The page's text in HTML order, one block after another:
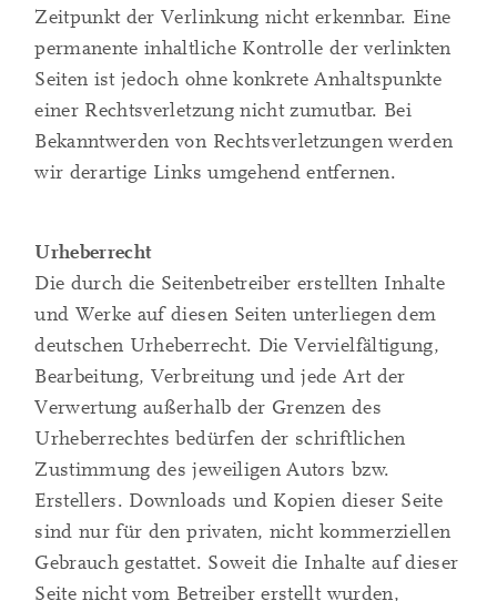
Zeitpunkt der Verlinkung nicht erkennbar. Eine
permanente inhaltliche Kontrolle der verlinkten
Seiten ist jedoch ohne konkrete Anhaltspunkte
einer Rechtsverletzung nicht zumutbar. Bei
Bekanntwerden von Rechtsverletzungen werden
wir derartige Links umgehend entfernen.
Urheberrecht
Die durch die Seitenbetreiber erstellten Inhalte
und Werke auf diesen Seiten unterliegen dem
deutschen Urheberrecht. Die Vervielfältigung,
Bearbeitung, Verbreitung und jede Art der
Verwertung außerhalb der Grenzen des
Urheberrechtes bedürfen der schriftlichen
Zustimmung des jeweiligen Autors bzw.
Erstellers. Downloads und Kopien dieser Seite
sind nur für den privaten, nicht kommerziellen
Gebrauch gestattet. Soweit die Inhalte auf dieser
Seite nicht vom Betreiber erstellt wurden,